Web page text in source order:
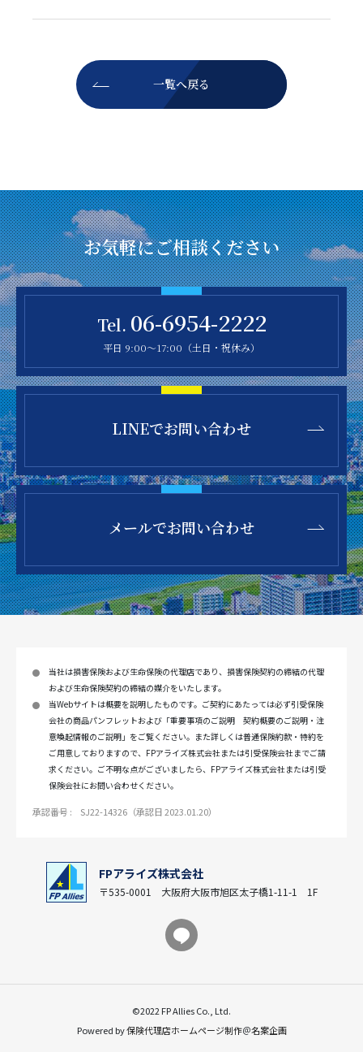
一覧へ戻る
お気軽にご相談ください
Tel. 06-6954-2222
平日 9:00～17:00（土日・祝休み）
LINEでお問い合わせ
メールでお問い合わせ
当社は損害保険および生命保険の代理店であり、損害保険契約の締結の代理
および生命保険契約の締結の媒介をいたします。
当Webサイトは概要を説明したものです。ご契約にあたっては必ず引受保険
会社の商品パンフレットおよび「重要事項のご説明 契約概要のご説明・注
意喚起情報のご説明」をご覧ください。また詳しくは普通保険約款・特約を
ご用意しておりますので、FPアライズ株式会社または引受保険会社までご請
求ください。ご不明な点がございましたら、FPアライズ株式会社または引受
保険会社にお問い合わせください。
承認番号 : SJ22-14326（承認日 2023.01.20）
FPアライズ株式会社
〒535-0001 大阪府大阪市旭区太子橋1-11-1 1F
©2022 FP Allies Co., Ltd.
Powered by保険代理店ホームページ制作＠名案企画